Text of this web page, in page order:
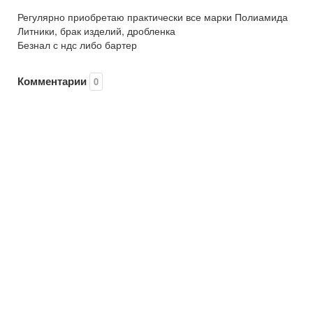
Регулярно приобретаю практически все марки Полиамида
Литники, брак изделий, дробленка
Безнал с ндс либо бартер
Комментарии 0